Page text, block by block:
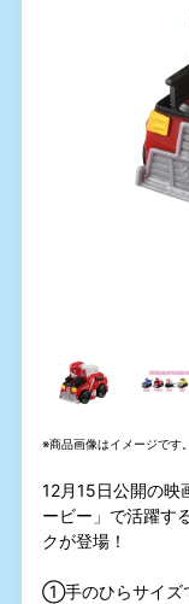
※商品画像はイメージです
12月15日公開の映
ービー」で活躍す
クが登場！
①手のひらサイズ